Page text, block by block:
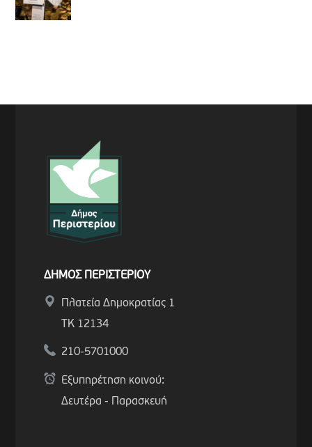
ΔΗΜΟΣ ΠΕΡΙΣΤΕΡΙΟΥ
Πλατεία Δημοκρατίας 1
ΤΚ 12134
210-5701000
Εξυπηρέτηση κοινού:
Δευτέρα - Παρασκευή